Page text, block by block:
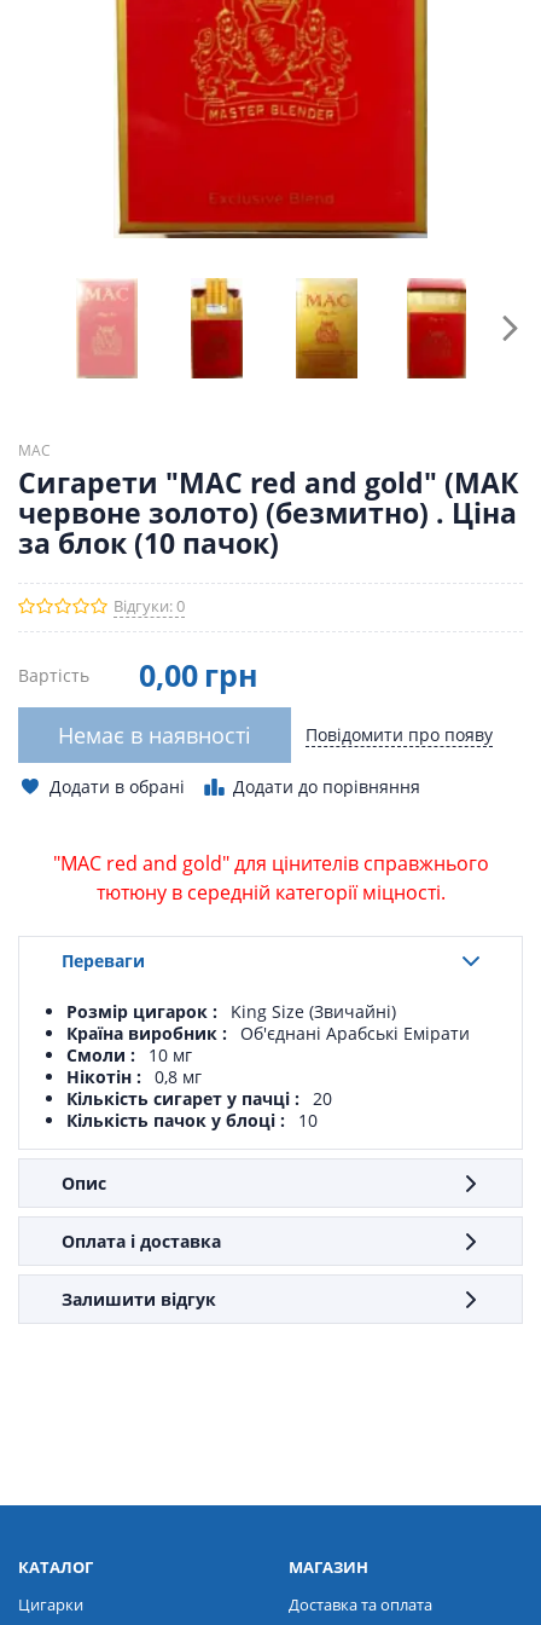
MAC
Сигарети "MAC red and gold" (МАК
червоне золото) (безмитно) . Ціна
за блок (10 пачок)
Відгуки: 0
Вартість 0,00 грн
Немає в наявності Повідомити про появу
Додати в обрані Додати до порівняння
"MAC red and gold" для цінителів справжнього
тютюну в середній категорії міцності.
Переваги
Розмір цигарок
King Size (Звичайні)
Країна виробник
Об'єднані Арабські Емірати
Смоли
10 мг
Нікотін
0,8 мг
Кількість сигарет у пачці
20
Кількість пачок у блоці
10
Опис
Оплата і доставка
Залишити відгук
КАТАЛОГ
Цигарки
МАГАЗИН
Доставка та оплата